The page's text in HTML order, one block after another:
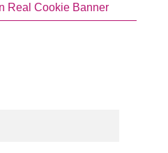
Real Cookie Banner